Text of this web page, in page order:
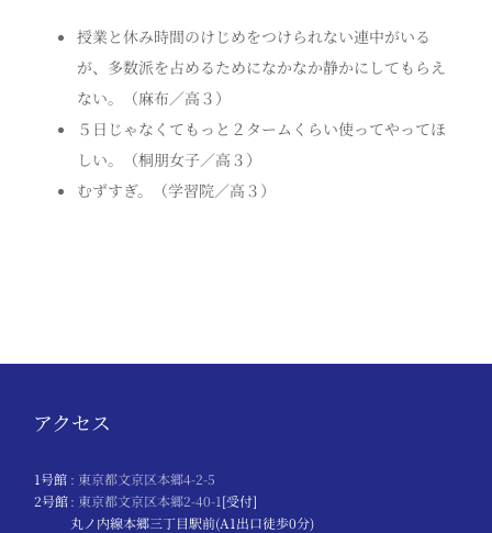
授業と休み時間のけじめをつけられない連中がいる
が、多数派を占めるためになかなか静かにしてもらえ
ない。（麻布／高３）
５日じゃなくてもっと２タームくらい使ってやってほ
しい。（桐朋女子／高３）
むずすぎ。（学習院／高３）
アクセス
1号館 : 東京都文京区本郷4-2-5
2号館: 東京都文京区本郷2-40-1[受付]
丸ノ内線本郷三丁目駅前(A1出口徒歩0分)